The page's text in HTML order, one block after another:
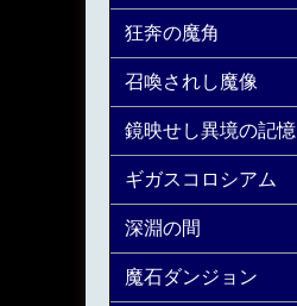
狂奔の魔角
召喚されし魔像
鏡映せし異境の記憶
ギガスコロシアム
深淵の間
魔石ダンジョン